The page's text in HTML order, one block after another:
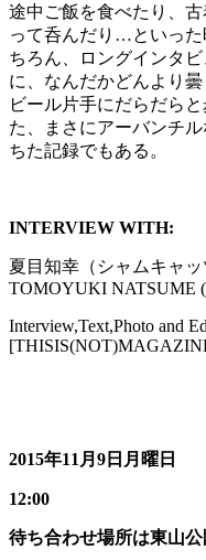
途中ご飯を食べたり、
って呑んだり…といった
ちろん、ロングインタ
に、なんだかどんより
ビール片手にだらだら
た、まさにアーバンチ
ちた記録でもある。
INTERVIEW WITH:
夏目知幸（シャムキャッ
TOMOYUKI NATSUME
Interview,Text,Photo and
2015年11月9日月曜日
12:00
待ち合わせ場所は東山